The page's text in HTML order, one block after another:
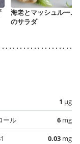
海老とマッシュルーム
のサラダ
1 µg
ール
6 mg
0.03 mg